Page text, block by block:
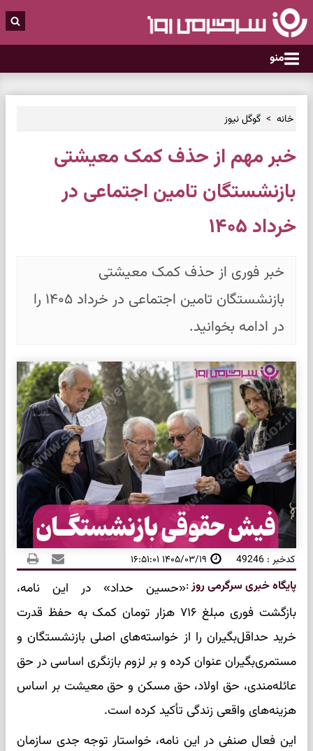
منو
خانه گوگل نیوز
خبر مهم از حذف کمک معیشتی
بازنشستگان تامین اجتماعی در
خرداد ۱۴۰۵
خبر فوری از حذف کمک معیشتی
بازنشستگان تامین اجتماعی در خرداد ۱۴۰۵ را
در ادامه بخوانید.
کدخبر : 49246 ۱۴۰۵/۰۳/۱۹ ۱۶:۵۱:۰۱
پایگاه خبری سرگرمی روز:«حسین حداد» در این نامه،
بازگشت فوری مبلغ ۷۱۶ هزار تومان کمک به حفظ قدرت
خرید حداقل‌بگیران را از خواسته‌های اصلی بازنشستگان و
مستمری‌بگیران عنوان کرده و بر لزوم بازنگری اساسی در حق
عائله‌مندی، حق اولاد، حق مسکن و حق معیشت بر اساس
هزینه‌های واقعی زندگی تأکید کرده است.
این فعال صنفی در این نامه، خواستار توجه جدی سازمان